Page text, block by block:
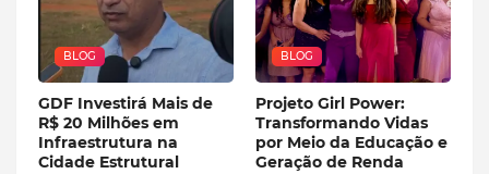
BLOG
GDF Investirá Mais de
R$ 20 Milhões em
Infraestrutura na
Cidade Estrutural
BLOG
Projeto Girl Power:
Transformando Vidas
por Meio da Educação e
Geração de Renda